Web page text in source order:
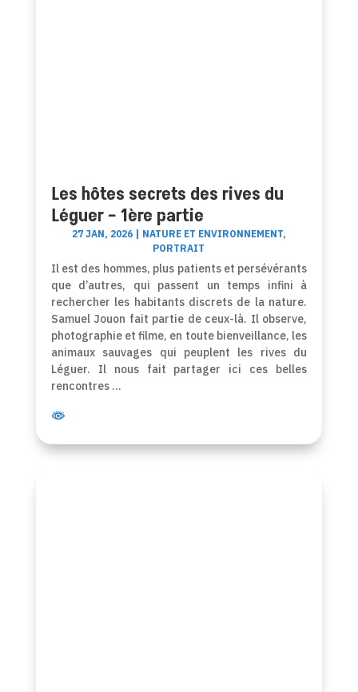
Les hôtes secrets des rives du
Léguer – 1ère partie
27 JAN, 2026| NATURE ET ENVIRONNEMENT,
PORTRAIT
Il est des hommes, plus patients et persévérants
que d’autres, qui passent un temps infini à
rechercher les habitants discrets de la nature.
Samuel Jouon fait partie de ceux-là. Il observe,
photographie et filme, en toute bienveillance, les
animaux sauvages qui peuplent les rives du
Léguer. Il nous fait partager ici ces belles
rencontres …